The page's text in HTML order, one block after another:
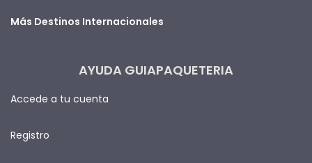
Más Destinos Internacionales
AYUDA GUIAPAQUETERIA
Accede a tu cuenta
Registro